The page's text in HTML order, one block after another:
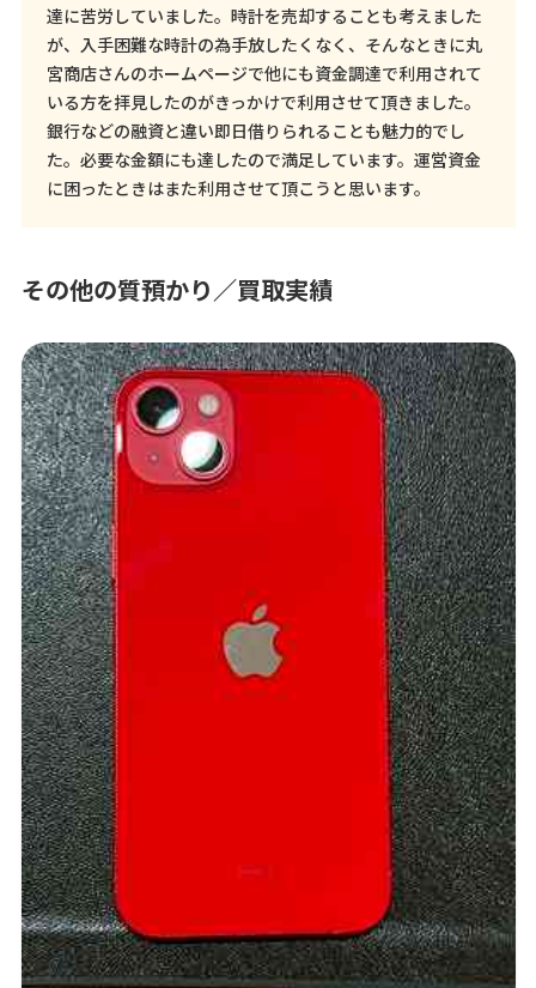
達に苦労していました。時計を売却することも考えました
が、入手困難な時計の為手放したくなく、そんなときに丸
宮商店さんのホームページで他にも資金調達で利用されて
いる方を拝見したのがきっかけで利用させて頂きました。
銀行などの融資と違い即日借りられることも魅力的でし
た。必要な金額にも達したので満足しています。運営資金
に困ったときはまた利用させて頂こうと思います。
その他の質預かり／買取実績